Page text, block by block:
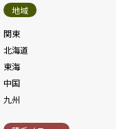
地域
関東
北海道
東海
中国
九州